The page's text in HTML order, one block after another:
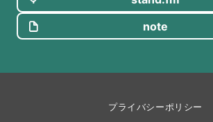
note
プライバシーポリシー